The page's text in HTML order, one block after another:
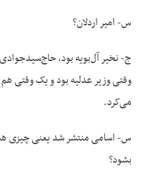
س- امیر اردلان؟
ج- نخیر آل‌بویه بود،
وقتی وزیر عدلیه بود و یک وقتی
می‌کرد.
س- اسامی منتشر شد یعنی چیزی
بشود؟